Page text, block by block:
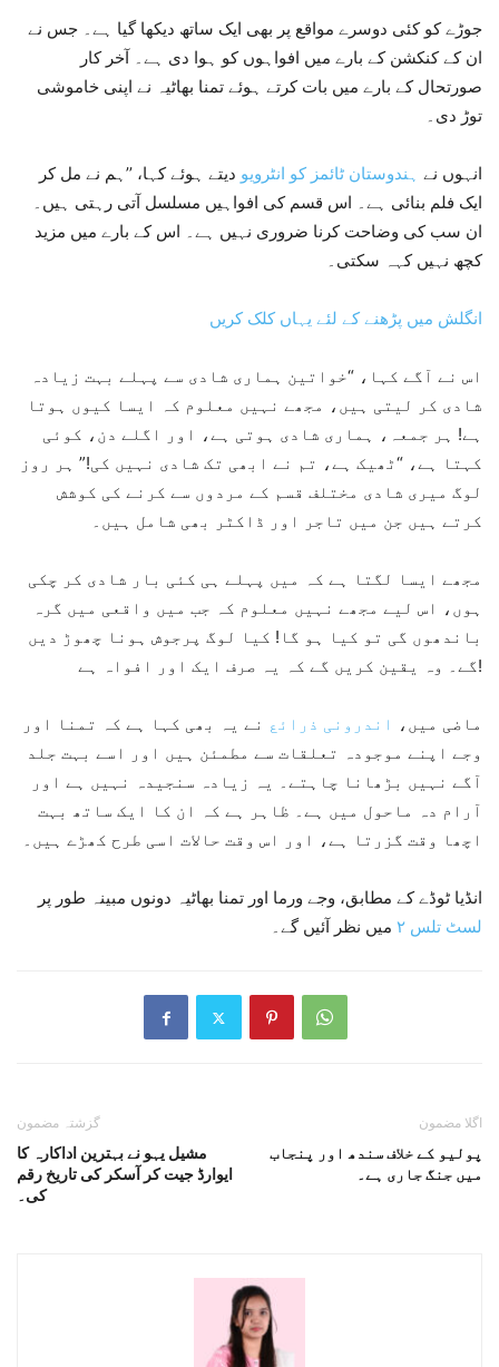
جوڑے کو کئی دوسرے مواقع پر بھی ایک ساتھ دیکھا گیا ہے۔ جس نے
ان کے کنکشن کے بارے میں افواہوں کو ہوا دی ہے۔ آخر کار
صورتحال کے بارے میں بات کرتے ہوئے تمنا بھاٹیہ نے اپنی خاموشی
توڑ دی۔
انہوں نے ہندوستان ٹائمز کو انٹرویو دیتے ہوئے کہا، ’’ہم نے مل کر
ایک فلم بنائی ہے۔ اس قسم کی افواہیں مسلسل آتی رہتی ہیں۔
ان سب کی وضاحت کرنا ضروری نہیں ہے۔ اس کے بارے میں مزید
کچھ نہیں کہہ سکتی۔
انگلش میں پڑھنے کے لئے یہاں کلک کریں
اس نے آگے کہا، “خواتین ہماری شادی سے پہلے بہت زیادہ
شادی کر لیتی ہیں، مجھے نہیں معلوم کہ ایسا کیوں ہوتا
ہے! ہر جمعہ، ہماری شادی ہوتی ہے، اور اگلے دن، کوئی
کہتا ہے، “ٹھیک ہے، تم نے ابھی تک شادی نہیں کی!” ہر روز
لوگ میری شادی مختلف قسم کے مردوں سے کرنے کی کوشش
کرتے ہیں جن میں تاجر اور ڈاکٹر بھی شامل ہیں۔
مجھے ایسا لگتا ہے کہ میں پہلے ہی کئی بار شادی کر چکی
ہوں، اس لیے مجھے نہیں معلوم کہ جب میں واقعی میں گرہ
باندھوں گی تو کیا ہو گا! کیا لوگ پرجوش ہونا چھوڑ دیں
گے۔ وہ یقین کریں گے کہ یہ صرف ایک اور افواہ ہے!
ماضی میں، اندرونی ذرائع نے یہ بھی کہا ہے کہ تمنا اور
وجے اپنے موجودہ تعلقات سے مطمئن ہیں اور اسے بہت جلد
آگے نہیں بڑھانا چاہتے۔ یہ زیادہ سنجیدہ نہیں ہے اور
آرام دہ ماحول میں ہے۔ ظاہر ہے کہ ان کا ایک ساتھ بہت
اچھا وقت گزرتا ہے، اور اس وقت حالات اسی طرح کھڑے ہیں۔
انڈیا ٹوڈے کے مطابق، وجے ورما اور تمنا بھاٹیہ دونوں مبینہ طور پر
لسٹ تلس ٢
میں نظر آئیں گے۔
گزشتہ مضمون
مشیل یہو نے بہترین اداکارہ کا
ایوارڈ جیت کر آسکر کی تاریخ رقم
کی۔
اگلا مضمون
پولیو کے خلاف سندھ اور پنجاب
میں جنگ جاری ہے۔